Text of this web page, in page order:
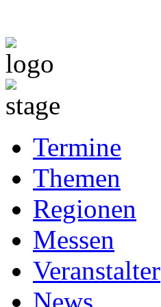
Termine
Themen
Regionen
Messen
Veranstalter